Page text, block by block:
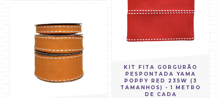
KIT FITA GORGURÃO
PESPONTADA YAMA
POPPY RED 235W (3
TAMANHOS) - 1 METRO
DE CADA